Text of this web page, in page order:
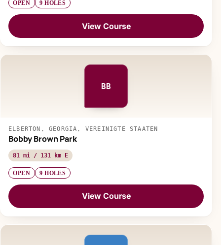
OPEN 9 HOLES
View Course
BB
ELBERTON, GEORGIA, VEREINIGTE STAATEN
Bobby Brown Park
81 mi / 131 km E
OPEN 9 HOLES
View Course